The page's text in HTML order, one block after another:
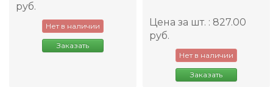
руб.
Нет в наличии
Заказать
Цена за шт. : 827.00
руб.
Нет в наличии
Заказать